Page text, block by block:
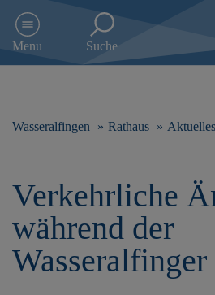
e
n
Menu Suche
Wasseralfingen Rathaus Aktuelles
Verkehrliche
während der
Wasseralfinger